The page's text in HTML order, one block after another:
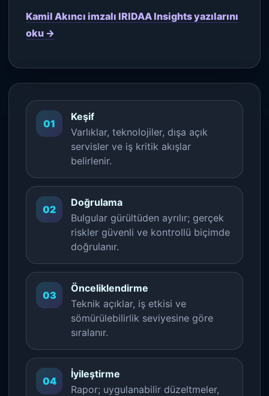
Kamil Akıncı imzalı IRIDAA Insights yazılarını
oku →
01
Keşif
Varlıklar, teknolojiler, dışa açık
servisler ve iş kritik akışlar
belirlenir.
02
Doğrulama
Bulgular gürültüden ayrılır; gerçek
riskler güvenli ve kontrollü biçimde
doğrulanır.
03
Önceliklendirme
Teknik açıklar, iş etkisi ve
sömürülebilirlik seviyesine göre
sıralanır.
04
İyileştirme
Rapor; uygulanabilir düzeltmeler,